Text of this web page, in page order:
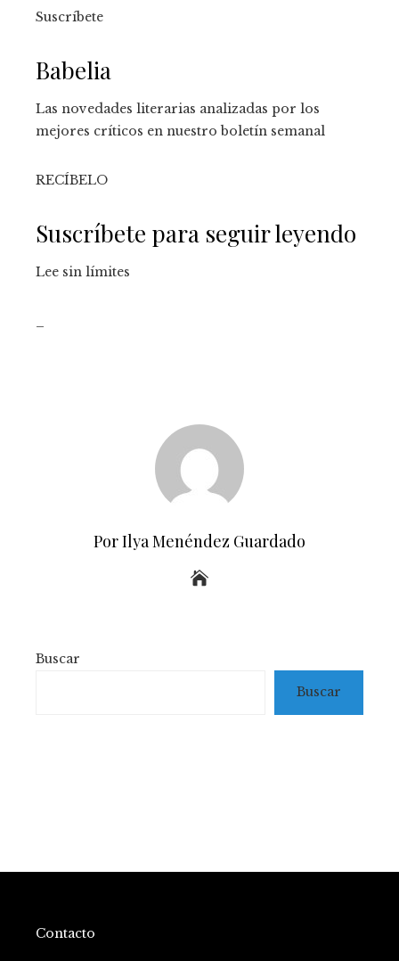
Suscríbete
Babelia
Las novedades literarias analizadas por los
mejores críticos en nuestro boletín semanal
RECÍBELO
Suscríbete para seguir leyendo
Lee sin límites
Por Ilya Menéndez Guardado
Buscar
Buscar
Contacto